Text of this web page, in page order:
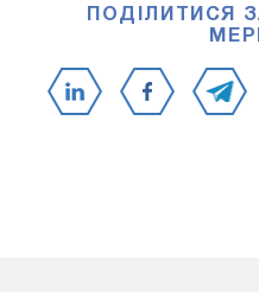
ПОДІЛИТИСЯ